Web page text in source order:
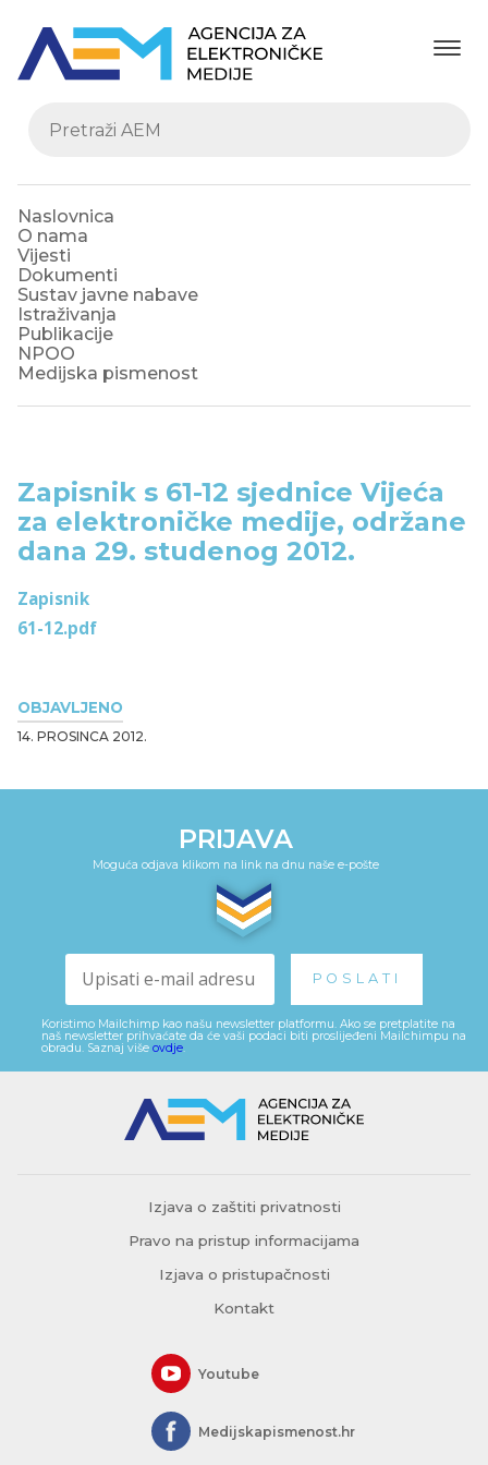
Naslovnica
O nama
Vijesti
Dokumenti
Sustav javne nabave
Istraživanja
Publikacije
NPOO
Medijska pismenost
OBJAVLJENO
14. PROSINCA 2012.
Zapisnik s 61-12 sjednice Vijeća
za elektroničke medije, održane
dana 29. studenog 2012.
Zapisnik
61-12.pdf
PRIJAVA
Moguća odjava klikom na link na dnu naše e-pošte
Koristimo Mailchimp kao našu newsletter platformu. Ako se pretplatite na
naš newsletter prihvaćate da će vaši podaci biti proslijeđeni Mailchimpu na
obradu. Saznaj više ovdje
Izjava o zaštiti privatnosti
Pravo na pristup informacijama
Izjava o pristupačnosti
Kontakt
Youtube
Medijskapismenost.hr